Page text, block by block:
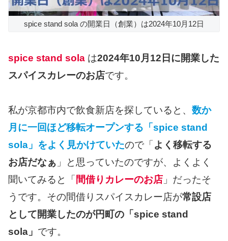
spice stand sola の開業日（創業）は2024年10月12日
spice stand sola は2024年10月12日に開業した
スパイスカレーのお店です。
私が京都市内で飲食新店を探していると、 数か
月に一回ほど移転オープンする「spice stand
sola」をよく見かけていたので「 よく移転する
お店だなぁ 」と思っていたのですが、よくよく
聞いてみると「 間借りカレーのお店 」だったそ
うです。その間借りスパイスカレー店が常設店
として開業したのが円町の「spice stand
sola」 です。